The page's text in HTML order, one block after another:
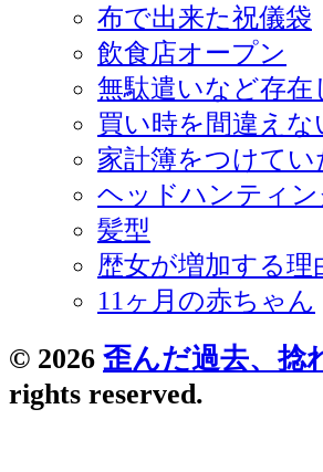
布で出来た祝儀袋
飲食店オープン
無駄遣いなど存在
買い時を間違えな
家計簿をつけて
ヘッドハンティ
髪型
歴女が増加する理
11ヶ月の赤ちゃん
© 2026 歪んだ過去、捻
rights reserved.